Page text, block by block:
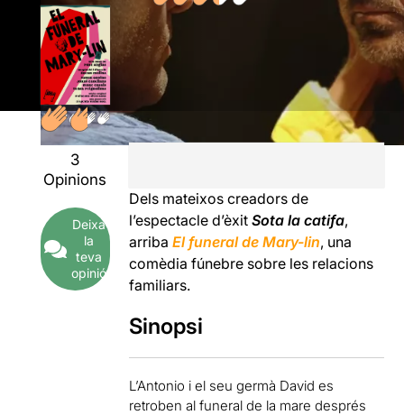
3
Opinions
Deixa
la
teva
opinió
Dels mateixos creadors de
l’espectacle d’èxitSota la catifa,
arribaEl funeral de Mary-lin, una
comèdia fúnebre sobre les relacions
familiars.
Sinopsi
L’Antonio i el seu germà David es
retroben al funeral de la mare després